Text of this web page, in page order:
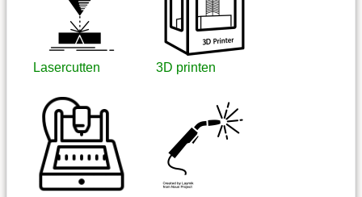
Lasercutten 3D printen